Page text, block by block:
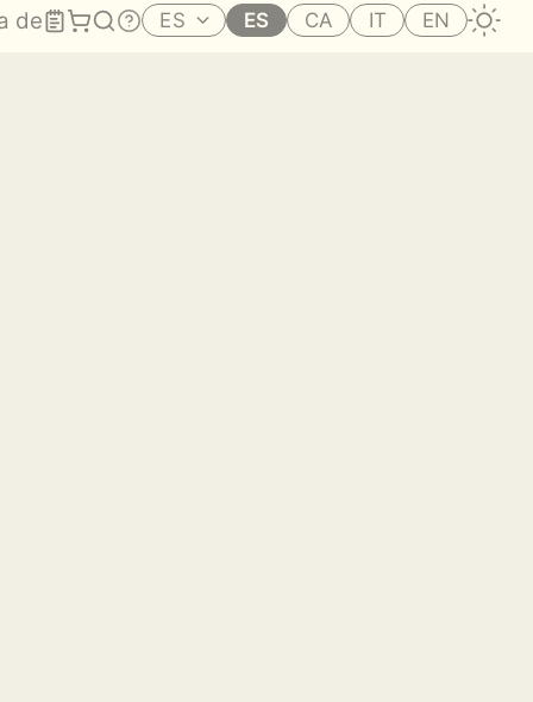
de ES ES CA IT EN